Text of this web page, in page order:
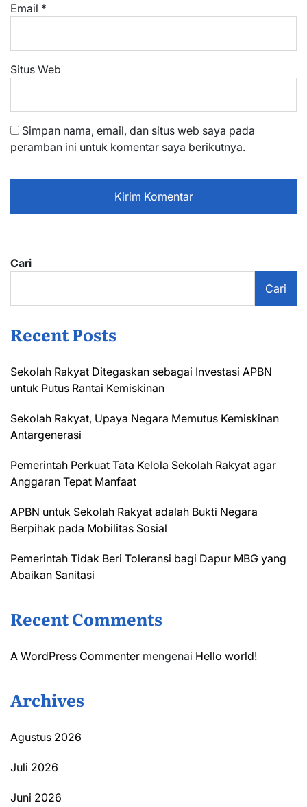
Email *
Situs Web
Simpan nama, email, dan situs web saya pada
peramban ini untuk komentar saya berikutnya.
Cari
Cari
Recent Posts
Sekolah Rakyat Ditegaskan sebagai Investasi APBN
untuk Putus Rantai Kemiskinan
Sekolah Rakyat, Upaya Negara Memutus Kemiskinan
Antargenerasi
Pemerintah Perkuat Tata Kelola Sekolah Rakyat agar
Anggaran Tepat Manfaat
APBN untuk Sekolah Rakyat adalah Bukti Negara
Berpihak pada Mobilitas Sosial
Pemerintah Tidak Beri Toleransi bagi Dapur MBG yang
Abaikan Sanitasi
Recent Comments
A WordPress Commenter mengenai Hello world!
Archives
Agustus 2026
Juli 2026
Juni 2026